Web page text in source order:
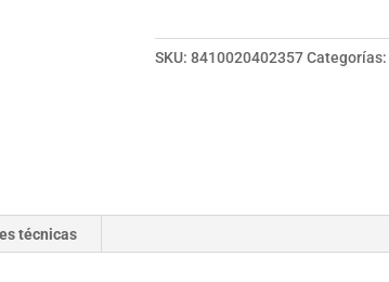
SKU: 8410020402357 Categorías:
técnicas